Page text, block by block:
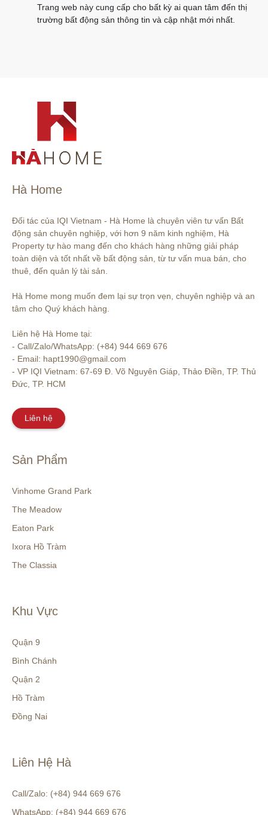
Trang web này cung cấp cho bất kỳ ai quan tâm đến thị
trường bất động sản thông tin và cập nhật mới nhất.
Hà Home
Đối tác của IQI Vietnam - Hà Home là chuyên viên tư vấn Bất
động sản chuyên nghiệp, với hơn 9 năm kinh nghiệm, Hà
Property tự hào mang đến cho khách hàng những giải pháp
toàn diện và tốt nhất về bất động sản, từ tư vấn mua bán, cho
thuê, đến quản lý tài sản.
Hà Home mong muốn đem lại sự trọn vẹn, chuyên nghiệp và an
tâm cho Quý khách hàng.
Liên hệ Hà Home tại:
- Call/Zalo/WhatsApp: (+84) 944 669 676
- Email: hapt1990@gmail.com
- VP IQI Vietnam: 67-69 Đ. Võ Nguyên Giáp, Thảo Điền, TP. Thủ
Đức, TP. HCM
Liên hệ
Sản Phẩm
Vinhome Grand Park
The Meadow
Eaton Park
Ixora Hồ Tràm
The Classia
Khu Vực
Quận 9
Bình Chánh
Quận 2
Hồ Tràm
Đồng Nai
Liên Hệ Hà
Call/Zalo: (+84) 944 669 676
WhatsApp: (+84) 944 669 676